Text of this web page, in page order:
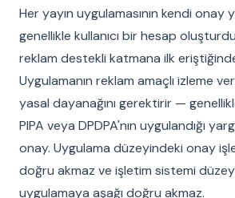
Her yayın uygulamasının kendi onay
genellikle kullanıcı bir hesap
reklam destekli katmana ilk
Uygulamanın reklam amaçlı izleme
yasal dayanağını gerektirir —
PIPA veya DPDPA'nın uygulandığı
onay. Uygulama düzeyindeki onay
doğru akmaz ve işletim sistemi
uygulamaya aşağı doğru akmaz.